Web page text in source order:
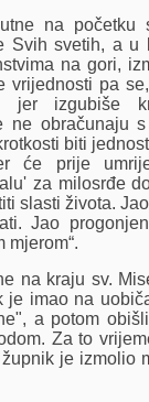
na početku
Svih svetih, a u
na gori,
pa se,
jer izgubiše
ne obračunaju
biti
će prije
za milosrđe
slasti života.
Jao
mjerom“.
na kraju sv.
je imao na
a potom
Za to
je izmolio